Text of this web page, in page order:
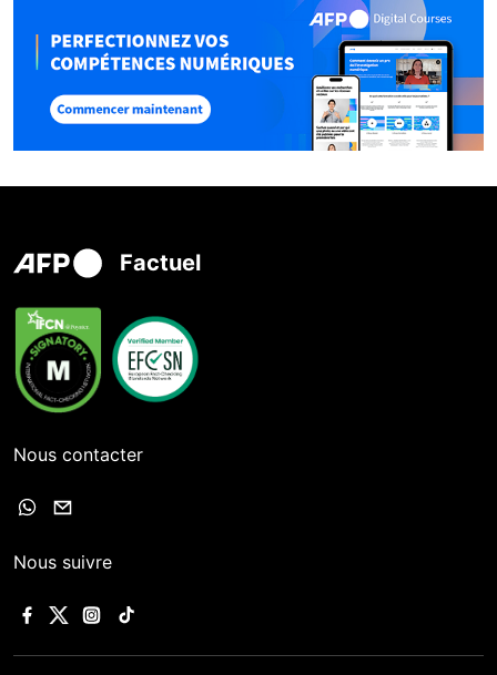
Factuel
Nous contacter
Nous suivre